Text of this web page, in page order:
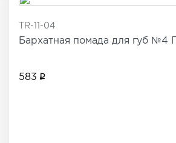
TR-11-04
Бархатная помада для губ №4
583